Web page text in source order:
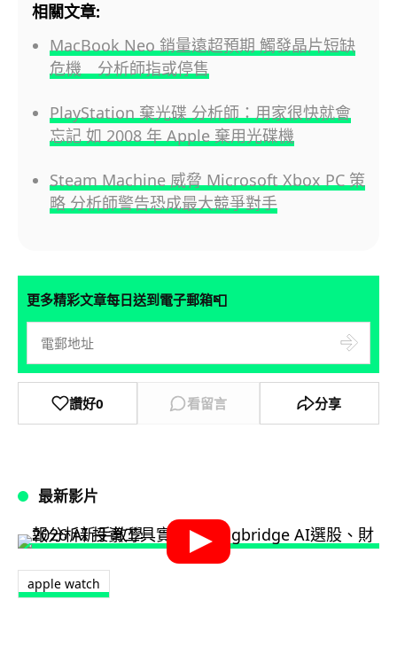
相關文章:
MacBook Neo 銷量遠超預期 觸發晶片短缺
危機 分析師指或停售
PlayStation 棄光碟 分析師：用家很快就會
忘記 如 2008 年 Apple 棄用光碟機
Steam Machine 威脅 Microsoft Xbox PC 策
略 分析師警告恐成最大競爭對手
更多精彩文章每日送到電子郵箱📮
讚好0 看留言 分享
最新影片
apple watch